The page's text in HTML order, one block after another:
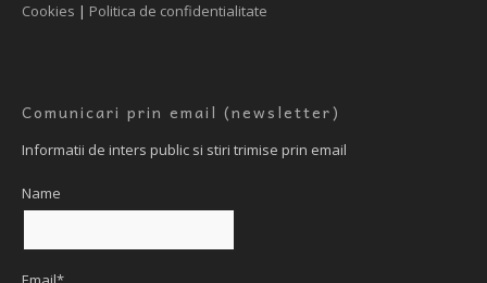
Cookies | Politica de confidentialitate
Comunicari prin email (newsletter)
Informatii de inters public si stiri trimise prin email
Name